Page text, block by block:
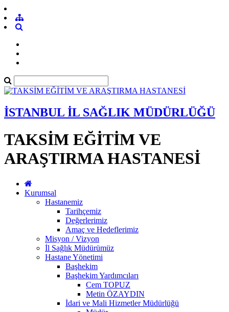
İSTANBUL İL SAĞLIK MÜDÜRLÜĞÜ
TAKSİM EĞİTİM VE
ARAŞTIRMA HASTANESİ
Kurumsal
Hastanemiz
Tarihçemiz
Değerlerimiz
Amaç ve Hedeflerimiz
Misyon / Vizyon
İl Sağlık Müdürümüz
Hastane Yönetimi
Başhekim
Başhekim Yardımcıları
Cem TOPUZ
Metin ÖZAYDIN
İdari ve Mali Hizmetler Müdürlüğü